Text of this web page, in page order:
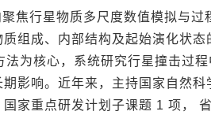
焦行星物质多尺度数值模拟与
组成、内部结构及起始演化状
为核心，系统研究行星撞击过
影响。近年来，主持国家自然
家重点研发计划子课题 1 项，